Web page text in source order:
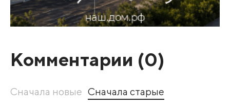
Комментарии (0)
Сначала новые Сначала старые